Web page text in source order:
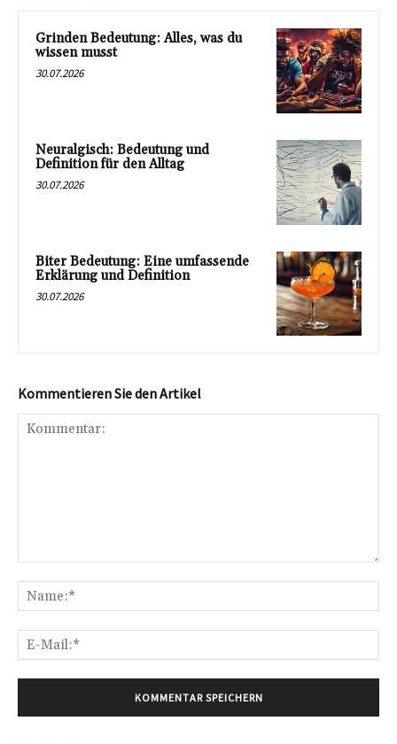
Grinden Bedeutung: Alles, was du
wissen musst
30.07.2026
Neuralgisch: Bedeutung und
Definition für den Alltag
30.07.2026
Biter Bedeutung: Eine umfassende
Erklärung und Definition
30.07.2026
Kommentieren Sie den Artikel